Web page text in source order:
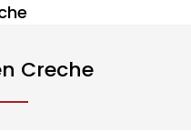
Creche